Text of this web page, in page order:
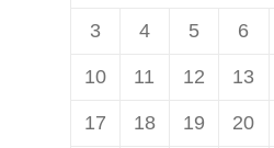
3 4 5 6
10 11 12 13
17 18 19 20